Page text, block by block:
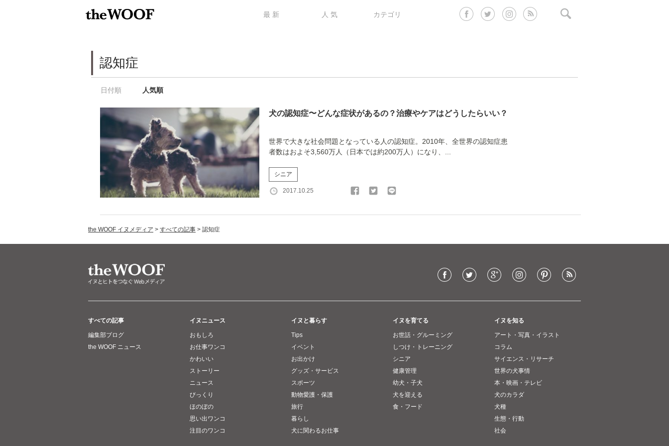
最 新 人 気 カテゴリ
認知症
日付順 人気順
犬の認知症〜どんな症状があるの？治療やケアはどうしたらいい？
世界で大きな社会問題となっている人の認知症。2010年、全世界の認知症患
者数はおよそ3,560万人（日本では約200万人）になり、...
シニア
2017.10.25
the WOOF イヌメディア > すべての記事 > 認知症
すべての記事
編集部ブログ
the WOOF ニュース
イヌニュース
おもしろ
お仕事ワンコ
かわいい
ストーリー
ニュース
びっくり
ほのぼの
思い出ワンコ
注目のワンコ
イヌと暮らす
Tips
イベント
お出かけ
グッズ・サービス
スポーツ
動物愛護・保護
旅行
暮らし
犬に関わるお仕事
イヌを育てる
お世話・グルーミング
しつけ・トレーニング
シニア
健康管理
幼犬・子犬
犬を迎える
食・フード
イヌを知る
アート・写真・イラスト
コラム
サイエンス・リサーチ
世界の犬事情
本・映画・テレビ
犬のカラダ
犬種
生態・行動
社会